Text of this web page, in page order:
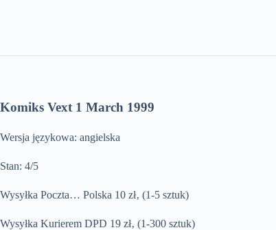
Komiks Vext 1 March 1999
Wersja językowa: angielska
Stan: 4/5
Wysyłka Poczta… Polska 10 zł‚ (1-5 sztuk)
Wysyłka Kurierem DPD 19 zł‚ (1-300 sztuk)